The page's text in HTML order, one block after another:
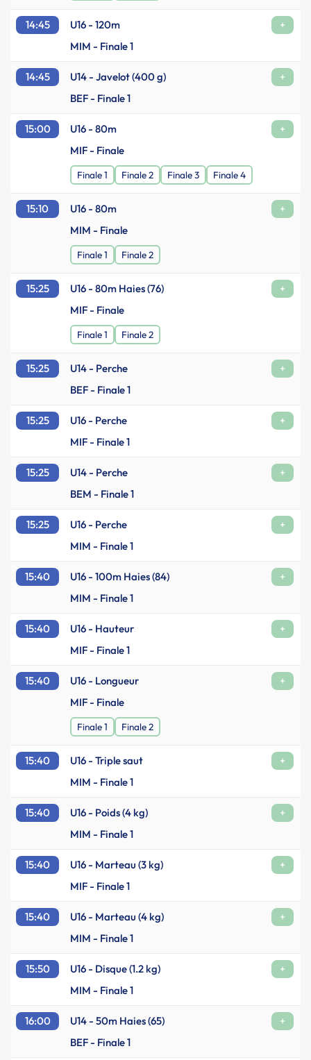
14:45 U16 - 120m
+
MIM - Finale 1
14:45 U14 - Javelot (400 g)
+
BEF - Finale 1
15:00 U16 - 80m
+
MIF - Finale
Finale 1 Finale 2 Finale 3 Finale 4
15:10 U16 - 80m
+
MIM - Finale
Finale 1 Finale 2
15:25 U16 - 80m Haies (76)
+
MIF - Finale
Finale 1 Finale 2
15:25 U14 - Perche
+
BEF - Finale 1
15:25 U16 - Perche
+
MIF - Finale 1
15:25 U14 - Perche
+
BEM - Finale 1
15:25 U16 - Perche
+
MIM - Finale 1
15:40 U16 - 100m Haies (84)
+
MIM - Finale 1
15:40 U16 - Hauteur
+
MIF - Finale 1
15:40 U16 - Longueur
+
MIF - Finale
Finale 1 Finale 2
15:40 U16 - Triple saut
+
MIM - Finale 1
15:40 U16 - Poids (4 kg)
+
MIM - Finale 1
15:40 U16 - Marteau (3 kg)
+
MIF - Finale 1
15:40 U16 - Marteau (4 kg)
+
MIM - Finale 1
15:50 U16 - Disque (1.2 kg)
+
MIM - Finale 1
16:00 U14 - 50m Haies (65)
+
BEF - Finale 1